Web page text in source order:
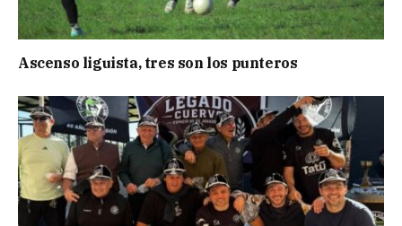
Ascenso liguista, tres son los punteros